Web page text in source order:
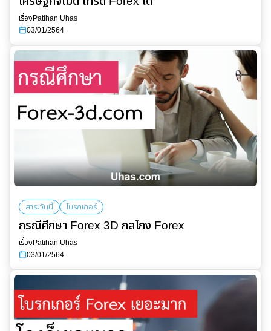
เรื่องPatihan Uhas
03/01/2564
สาระวันนี้ โบรกเกอร์
กรณีศึกษา Forex 3D กลโกง Forex
เรื่องPatihan Uhas
03/01/2564